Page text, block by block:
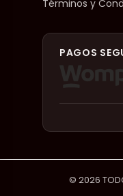
Términos y
PAGOS
© 2026